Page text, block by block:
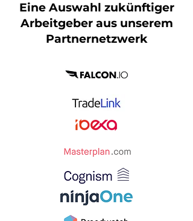
Eine Auswahl zukünftiger
Arbeitgeber aus unserem
Partnernetzwerk